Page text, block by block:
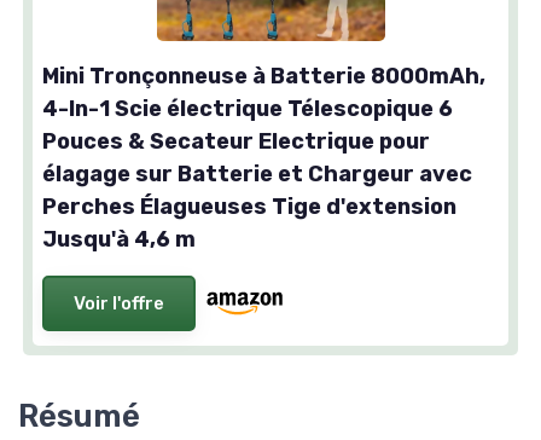
Mini Tronçonneuse à Batterie 8000mAh,
4-In-1 Scie électrique Télescopique 6
Pouces & Secateur Electrique pour
élagage sur Batterie et Chargeur avec
Perches Élagueuses Tige d'extension
Jusqu'à 4,6 m
Voir l'offre
Résumé